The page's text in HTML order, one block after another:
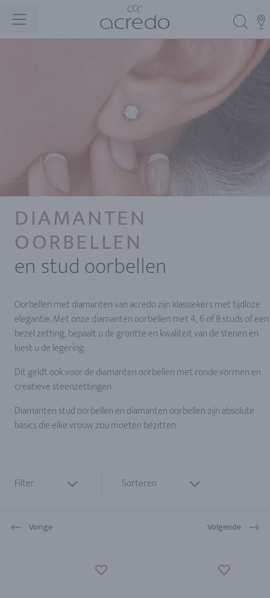
DIAMANTEN
OORBELLEN
en stud oorbellen
Oorbellen met diamanten van acredo zijn klassiekers met tijdloze
elegantie. Met onze diamanten oorbellen met 4, 6 of 8 studs of een
bezel zetting, bepaalt u de grootte en kwaliteit van de stenen en
kiest u de legering.
Dit geldt ook voor de diamanten oorbellen met ronde vormen en
creatieve steenzettingen.
Diamanten stud oorbellen en diamanten oorbellen zijn absolute
basics die elke vrouw zou moeten bezitten.
Filter Sorteren
Vorige Volgende